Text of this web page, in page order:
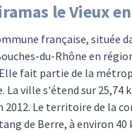
le Vieux
française, située
du-Rhône en
fait partie de la
La ville s'étend sur 25,74
2012. Le territoire de la
de Berre, à environ 40